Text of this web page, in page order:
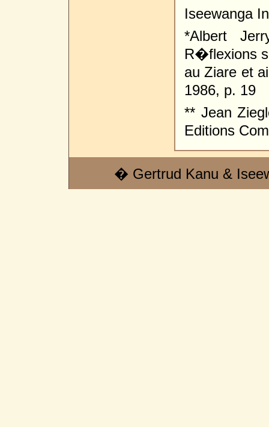
Iseewanga
*Albert
R�flexions
au Ziare et
1986, p. 19
** Jean
Editions
� Gertrud Kanu &